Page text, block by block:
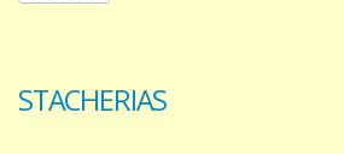
STACHERIAS